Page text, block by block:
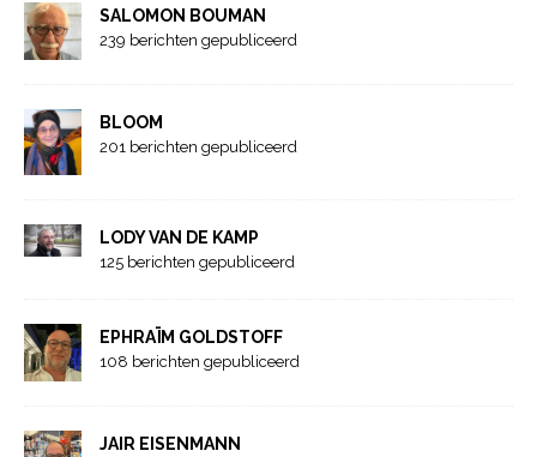
SALOMON BOUMAN
239 berichten gepubliceerd
BLOOM
201 berichten gepubliceerd
LODY VAN DE KAMP
125 berichten gepubliceerd
EPHRAÏM GOLDSTOFF
108 berichten gepubliceerd
JAIR EISENMANN